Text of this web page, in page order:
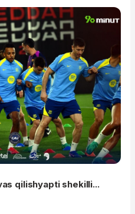
qilishyapti shekilli...